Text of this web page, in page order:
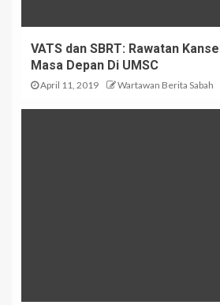
VATS dan SBRT: Rawatan
Masa Depan Di UMSC
April 11, 2019 Wartawan Berita Sabah